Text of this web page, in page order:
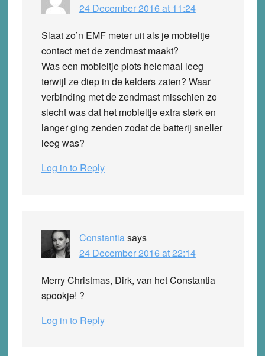
24 December 2016 at 11:24
Slaat zo’n EMF meter uit als je mobieltje
contact met de zendmast maakt?
Was een mobieltje plots helemaal leeg
terwijl ze diep in de kelders zaten? Waar
verbinding met de zendmast misschien zo
slecht was dat het mobieltje extra sterk en
langer ging zenden zodat de batterij sneller
leeg was?
Log in to Reply
Constantiasays
24 December 2016 at 22:14
Merry Christmas, Dirk, van het Constantia
spookje! ?
Log in to Reply